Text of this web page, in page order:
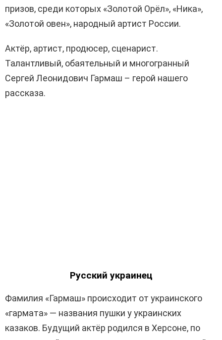
призов, среди которых «Золотой Орёл», «Ника»,
«Золотой овен», народный артист России.
Актёр, артист, продюсер, сценарист.
Талантливый, обаятельный и многогранный
Сергей Леонидович Гармаш – герой нашего
рассказа.
Русский украинец
Фамилия «Гармаш» происходит от украинского
«гармата» — названия пушки у украинских
казаков. Будущий актёр родился в Херсоне, по